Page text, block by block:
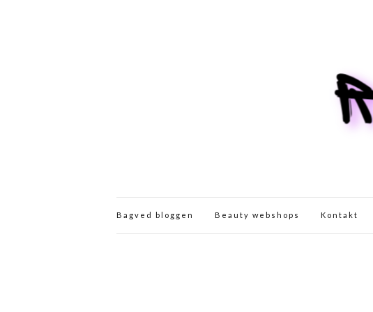
Bagved bloggen Beauty webshops Kontakt